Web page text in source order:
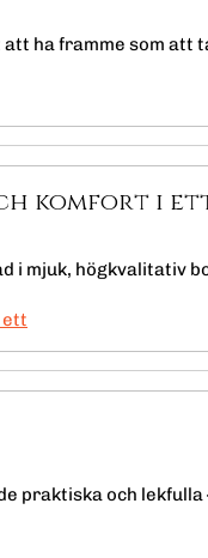
ha framme som att
komfort i
i mjuk, högkvalitativ
ett
praktiska och